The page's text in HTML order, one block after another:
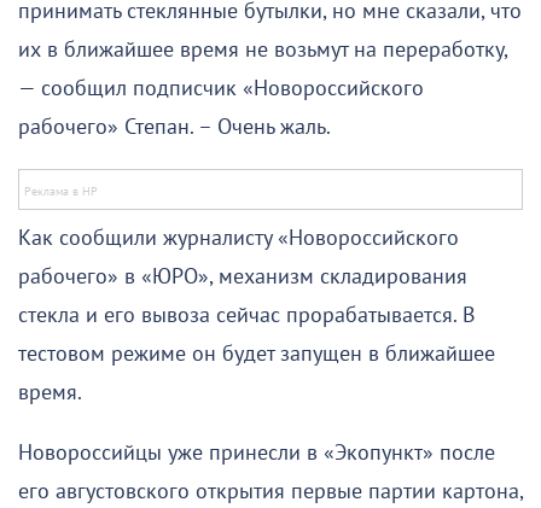
принимать стеклянные бутылки, но мне сказали, что
их в ближайшее время не возьмут на переработку,
— сообщил подписчик «Новороссийского
рабочего» Степан. – Очень жаль.
Как сообщили журналисту «Новороссийского
рабочего» в «ЮРО», механизм складирования
стекла и его вывоза сейчас прорабатывается. В
тестовом режиме он будет запущен в ближайшее
время.
Новороссийцы уже принесли в «Экопункт» после
его августовского открытия первые партии картона,